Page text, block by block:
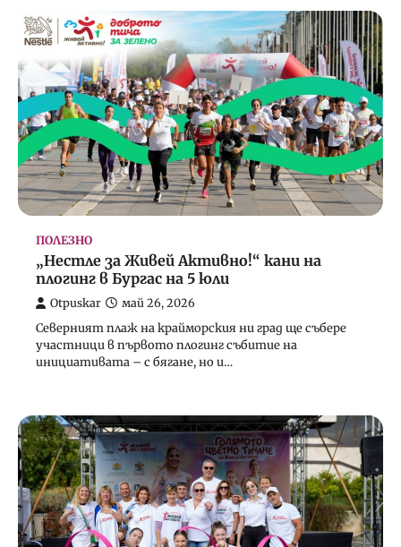
ПОЛЕЗНО ПОЧИВКА СЪВЕТИ ТУРИЗЪМ
Истинските съвети за евтин самолетен
билет
Otpuskar октомври 14, 2025
5
Полезни съвети: Как да се справим с
летните жеги
ПОЛЕЗНО
„Нестле за Живей Активно!“ кани на
плогинг в Бургас на 5 юли
Otpuskar май 26, 2026
Северният плаж на крайморския ни град ще събере
участници в първото плогинг събитие на
инициативата – с бягане, но и…